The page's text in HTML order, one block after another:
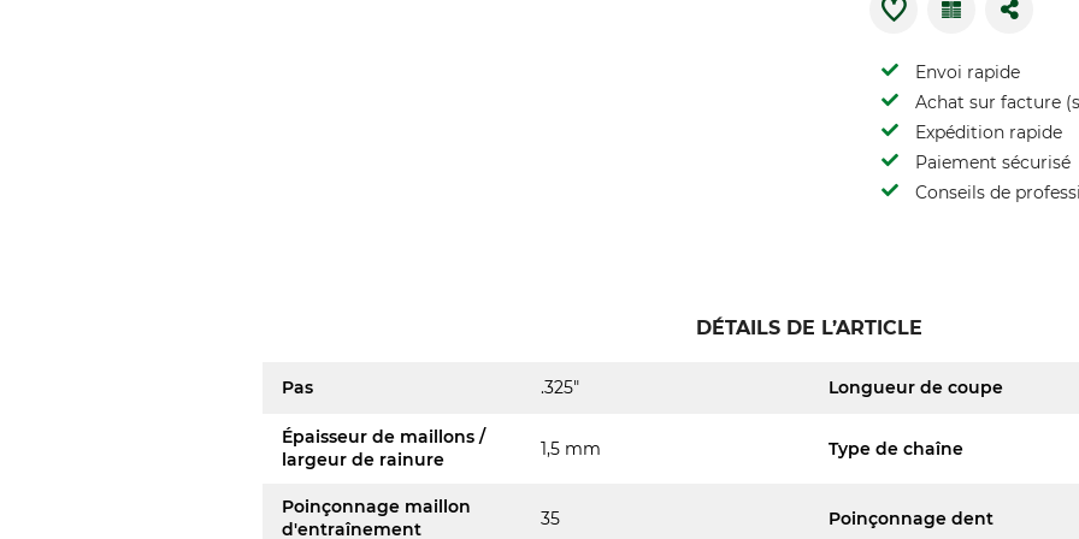
Envoi rapide
Achat sur facture
Expédition rapide
Paiement sécurisé
Conseils de
DÉTAILS DE L’ARTICLE
Pas .325" Longueur de coupe
Épaisseur de maillons /
largeur de rainure
1,5 mm Type de chaîne
Poinçonnage maillon
d'entraînement
35 Poinçonnage dent